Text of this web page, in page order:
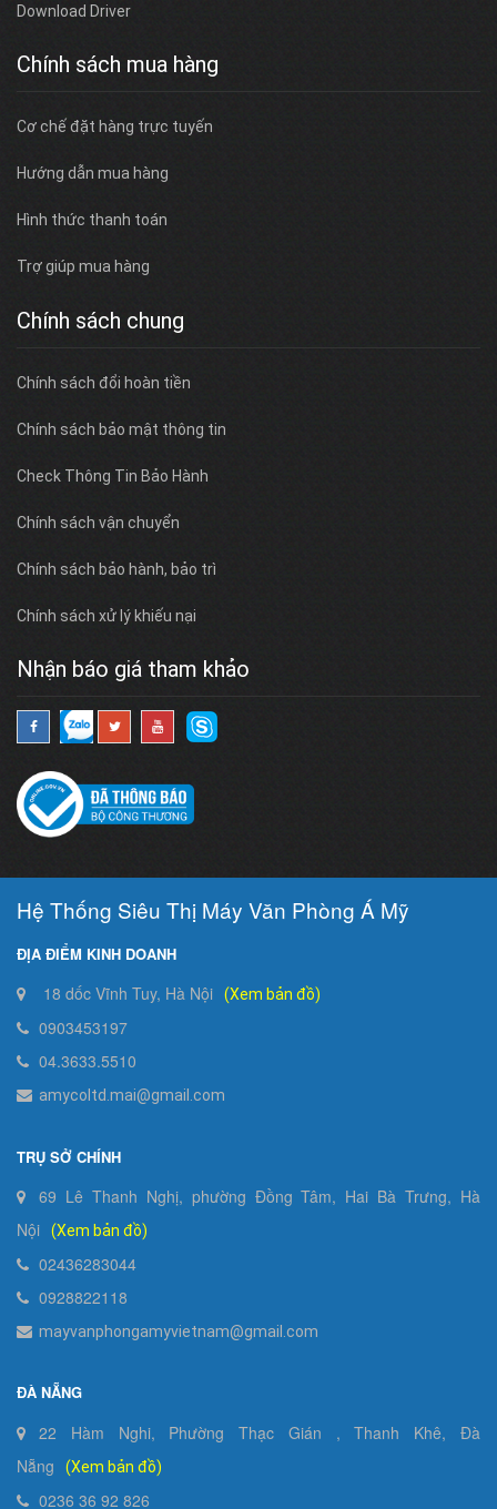
Download Driver
Chính sách mua hàng
Cơ chế đặt hàng trực tuyến
Hướng dẫn mua hàng
Hình thức thanh toán
Trợ giúp mua hàng
Chính sách chung
Chính sách đổi hoàn tiền
Chính sách bảo mật thông tin
Check Thông Tin Bảo Hành
Chính sách vận chuyển
Chính sách bảo hành, bảo trì
Chính sách xử lý khiếu nại
Nhận báo giá tham khảo
Hệ Thống Siêu Thị Máy Văn Phòng Á Mỹ
ĐỊA ĐIỂM KINH DOANH
18 dốc Vĩnh Tuy, Hà Nội (Xem bản đồ)
0903453197
04.3633.5510
amycoltd.mai@gmail.com
TRỤ SỞ CHÍNH
69 Lê Thanh Nghị, phường Đồng Tâm, Hai Bà Trưng, Hà
Nội
(Xem bản đồ)
02436283044
0928822118
mayvanphongamyvietnam@gmail.com
ĐÀ NẴNG
22 Hàm Nghi, Phường Thạc Gián , Thanh Khê, Đà
Nẵng
(Xem bản đồ)
0236 36 92 826